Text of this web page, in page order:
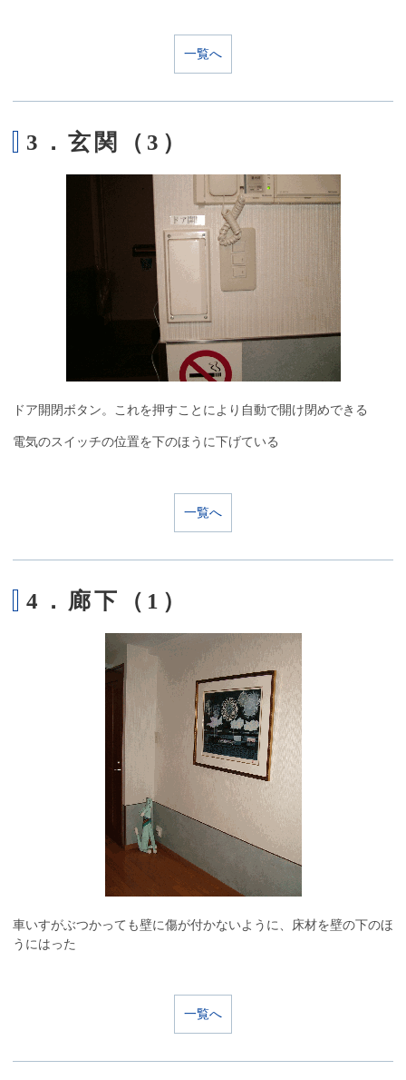
一覧へ
3．玄関（3）
ドア開閉ボタン。これを押すことにより自動で開け閉めできる
電気のスイッチの位置を下のほうに下げている
一覧へ
4．廊下（1）
車いすがぶつかっても壁に傷が付かないように、床材を壁の下のほ
うにはった
一覧へ